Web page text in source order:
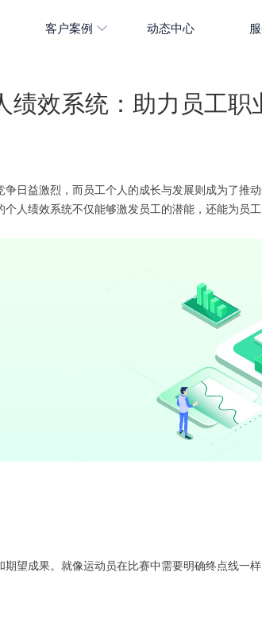
客户案例 动态中心
绩效系统：助力员工职
日益激烈，而员工个人的成长与发展则成为了推
人绩效系统不仅能够激发员工的潜能，还能为员
望成果。就像运动员在比赛中需要明确终点线一